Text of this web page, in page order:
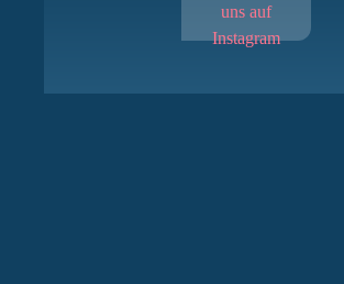
uns auf
Instagram